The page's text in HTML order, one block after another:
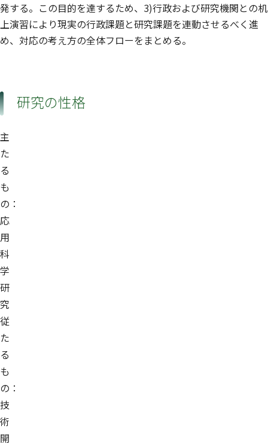
発する。この目的を達するため、3)行政および研究機関との机
上演習により現実の行政課題と研究課題を連動させるべく進
め、対応の考え方の全体フローをまとめる。
研究の性格
主
た
る
も
の：
応
用
科
学
研
究
従
た
る
も
の：
技
術
開